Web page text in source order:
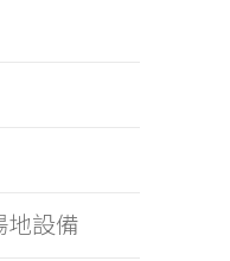
地設備